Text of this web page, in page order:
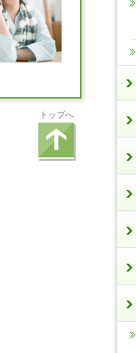
トップへ